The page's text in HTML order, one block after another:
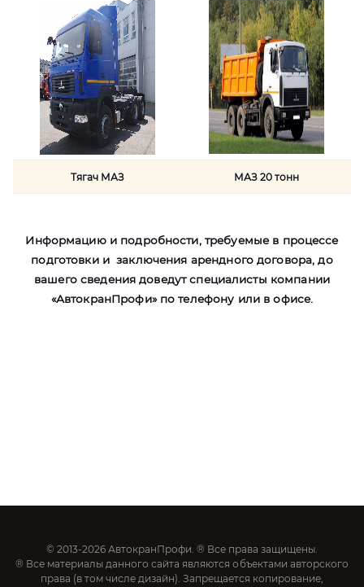
Тягач МАЗ МАЗ 20 тонн
Информацию и подробности, требуемые в процессе
подготовки и заключения арендного договора, до
вашего сведения доведут специалисты компании
«АвтокранПрофи» по телефону или в офисе.
© 2013-2026 АвтокранПрофи. ® Все права защищены.
® Все материалы данного сайта являются объектами авторского
права (в том числе дизайн). Запрещается копирование,